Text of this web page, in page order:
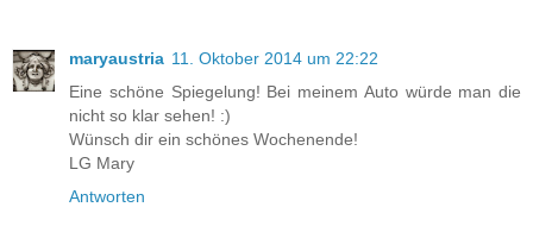
maryaustria 11. Oktober 2014 um 22:22
Eine schöne Spiegelung! Bei meinem Auto würde man die
nicht so klar sehen! :)
Wünsch dir ein schönes Wochenende!
LG Mary
Antworten